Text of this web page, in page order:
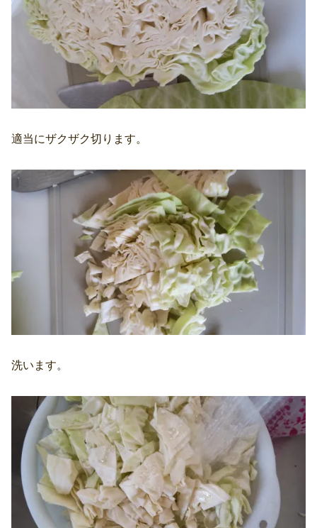
適当にザクザク切ります。
洗います。